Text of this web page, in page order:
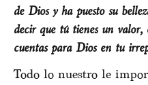
de Dios y ha puesto su
decir que tú tienes un
cuentas para Dios en tu
Todo lo nuestro le